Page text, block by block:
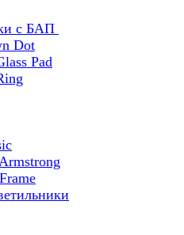
с БАП
Dot
Pad